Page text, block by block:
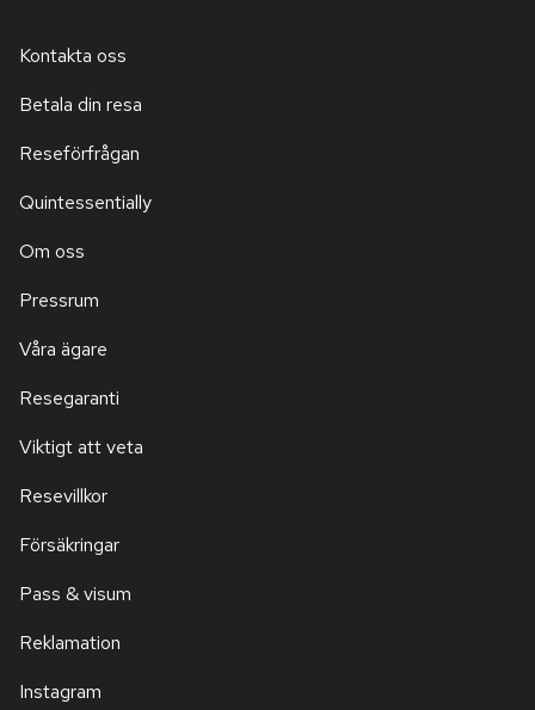
Kontakta oss
Betala din resa
Reseförfrågan
Quintessentially
Om oss
Pressrum
Våra ägare
Resegaranti
Viktigt att veta
Resevillkor
Försäkringar
Pass & visum
Reklamation
Instagram